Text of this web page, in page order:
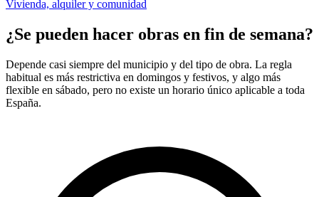
Vivienda, alquiler y comunidad
¿Se pueden hacer obras en fin de semana?
Depende casi siempre del municipio y del tipo de obra. La regla
habitual es más restrictiva en domingos y festivos, y algo más
flexible en sábado, pero no existe un horario único aplicable a toda
España.